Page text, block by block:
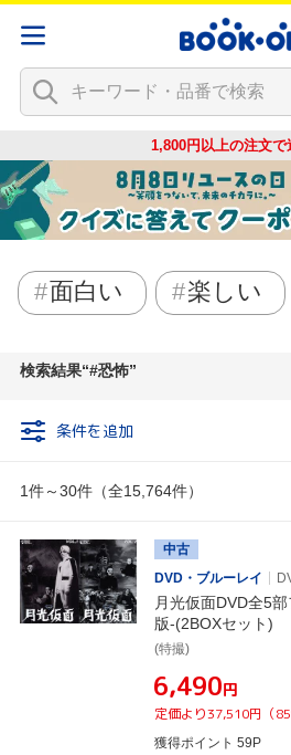
1,800円以上の注文で
面白い 楽しい
検索結果 #恐怖
条件を追加
1件～30件（全15,764件）
中古
DVD・ブルーレイ
月光仮面DVD全5
版-(2BOXセット)
(特撮)
¥6,490円
定価より37,510円（
獲得ポイント 59P